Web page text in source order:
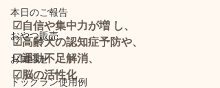
本日のご報告
おやつ販売
お知らせ
ドッグラン使用例
☑自信や集中力が増 し、
☑高齢犬の認知症予防や、
☑運動不足解消、
☑脳の活性化